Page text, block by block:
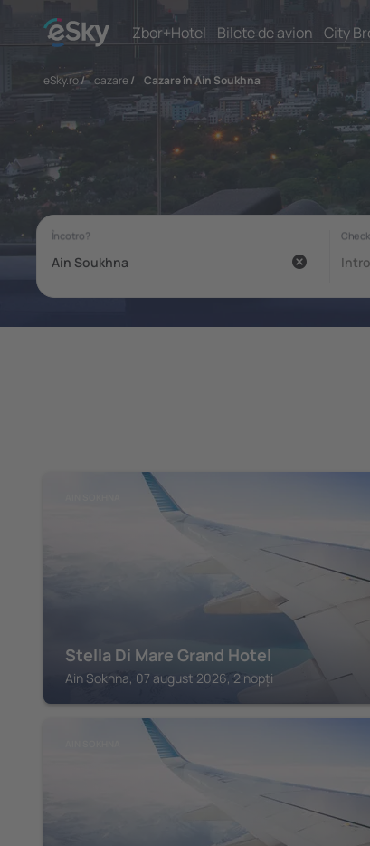
Zbor+Hotel Bilete de avion City
eSky.ro/ cazare/ Cazare în Ain Soukhna
Stella Di Mare Grand Hotel
Ain Sokhna, 07 august 2026, 2 nopți